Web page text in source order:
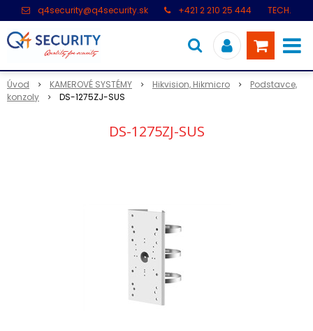
q4security@q4security.sk +421 2 210 25 444
TECH.
Úvod KAMEROVÉ SYSTÉMY Hikvision, Hikmicro
Podstavce,
konzoly
DS-1275ZJ-SUS
DS-1275ZJ-SUS